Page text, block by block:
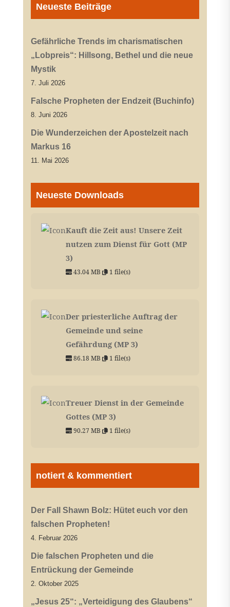
Neueste Beiträge
Gefährliche Trends im charismatischen
„Lobpreis“: Hillsong, Bethel und die neue
Mystik
7. Juli 2026
Falsche Propheten der Endzeit (Buchinfo)
8. Juni 2026
Die Wunderzeichen der Apostelzeit nach
Markus 16
11. Mai 2026
Neueste Downloads
Kauft die Zeit aus! Unsere Zeit
nutzen zum Dienst für Gott (MP
3)
43.04 MB 1 file(s)
Der priesterliche Auftrag der
Gemeinde und seine
Gefährdung (MP 3)
86.18 MB 1 file(s)
Treuer Dienst in der Gemeinde
Gottes (MP 3)
90.27 MB 1 file(s)
notiert & kommentiert
Der Fall Shawn Bolz: Hütet euch vor den
falschen Propheten!
4. Februar 2026
Die falschen Propheten und die
Entrückung der Gemeinde
2. Oktober 2025
„Jesus 25“: „Verteidigung des Glaubens“